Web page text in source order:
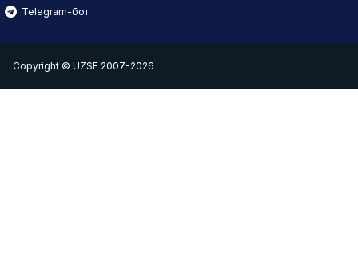
Telegram-бот
Copyright © UZSE 2007-2026